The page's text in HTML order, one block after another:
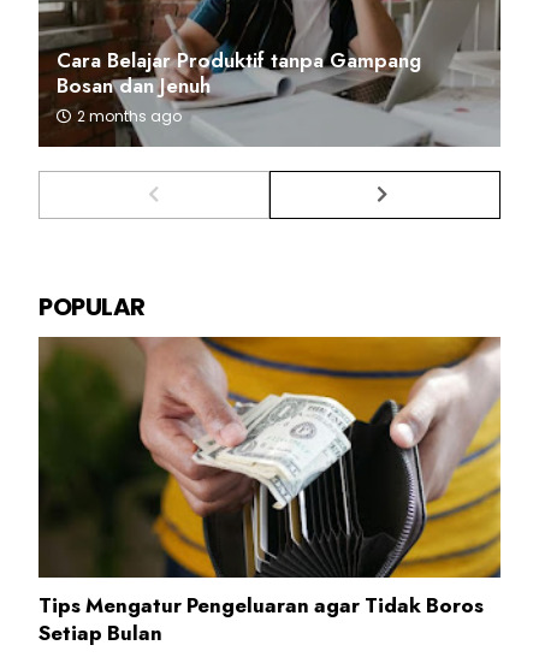
Cara Belajar Produktif tanpa Gampang
Bosan dan Jenuh
2 months ago
POPULAR
Tips Mengatur Pengeluaran agar Tidak Boros
Setiap Bulan